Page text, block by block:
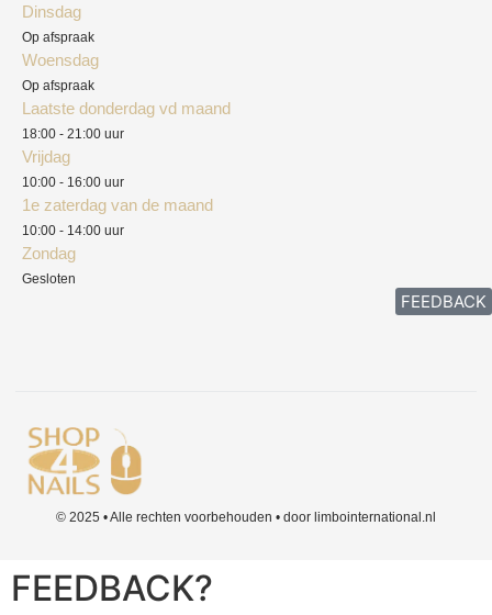
Dinsdag
Op afspraak
Woensdag
Op afspraak
Laatste donderdag vd maand
18:00 - 21:00 uur
Vrijdag
10:00 - 16:00 uur
1e zaterdag van de maand
10:00 - 14:00 uur
Zondag
Gesloten
© 2025 • Alle rechten voorbehouden • door limbointernational.nl
FEEDBACK?
FEEDBACK